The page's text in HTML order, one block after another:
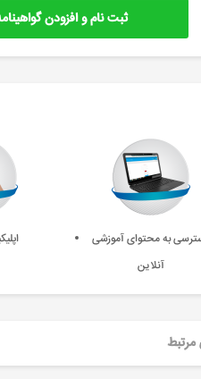
ثبت نام و افزودن
به محتوای آموزشی
آنلاین